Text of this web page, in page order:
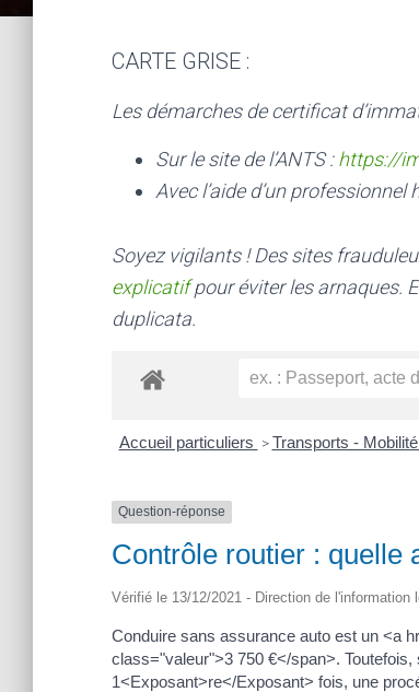
CARTE GRISE :
Les démarches de certificat
Sur le site de l’ANTS :https://
Avec l’aide d’un professionnel
Soyez vigilants ! Des sites
explicatifpour éviter les arnaques.
duplicata.
Accueil particuliers > Transports - Mobilité
Question-réponse
Contrôle routier : quelle
Vérifié le 13/12/2021 - Direction de
Conduire sans assurance auto est un <a
class="valeur">3 750 €</span>.
1<Exposant>re</Exposant> fois, une